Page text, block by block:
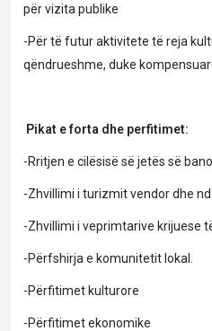
për vizita publike
-Për të futur aktivitete të reja
qëndrueshme, duke
Pikat e forta dhe perfitimet:
-Rritjen e cilësisë së jetës së
-Zhvillimi i turizmit vendor dhe
-Zhvillimi i veprimtarive krijuese
-Përfshirja e komunitetit lokal.
-Përfitimet kulturore
-Përfitimet ekonomike